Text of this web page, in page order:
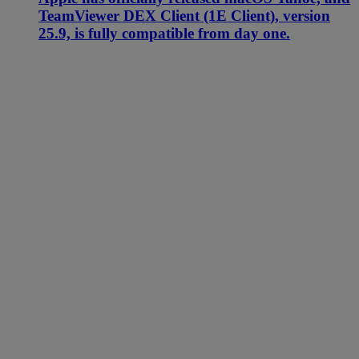
TeamViewer DEX Client (1E Client), version
25.9, is fully compatible from day one.